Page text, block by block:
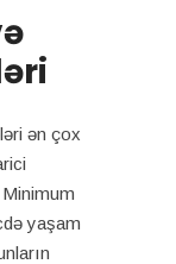
ən çox
yaşam